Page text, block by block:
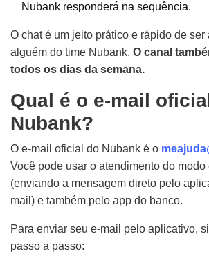
Nubank responderá na sequência.
O chat é um jeito prático e rápido de ser
alguém do time Nubank. O canal
todos os dias da semana.
Qual é o e-mail
Nubank?
O e-mail oficial do Nubank é o
Você pode usar o atendimento do modo
(enviando a mensagem direto pelo
mail) e também pelo app do banco.
Para enviar seu e-mail pelo aplicativo,
passo a passo: